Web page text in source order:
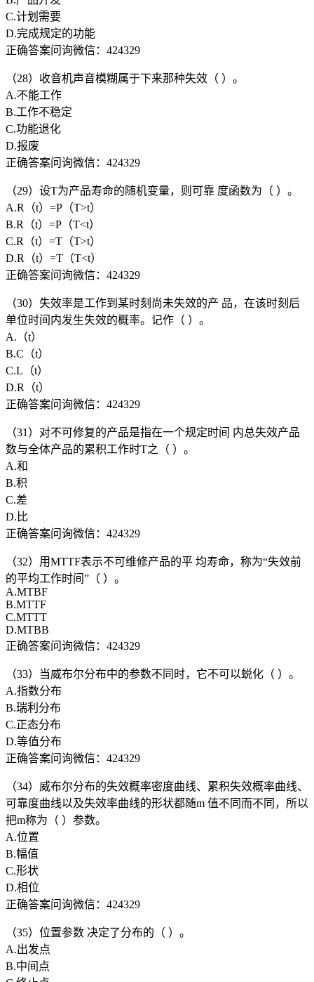
C.计划需要
D.完成规定的功能
正确答案问询微信：424329
（28）收音机声音模糊属于下来那种失效（ ）。
A.不能工作
B.工作不稳定
C.功能退化
D.报废
正确答案问询微信：424329
（29）设T为产品寿命的随机变量，则可靠 度函数为（ ）。
A.R（t）=P（T>t）
B.R（t）=P（T<t）
C.R（t）=T（T>t）
D.R（t）=T（T<t）
正确答案问询微信：424329
（30）失效率是工作到某时刻尚未失效的产 品，在该时刻后
单位时间内发生失效的概率。记作（ ）。
A.（t）
B.C（t）
C.L（t）
D.R（t）
正确答案问询微信：424329
（31）对不可修复的产品是指在一个规定时间 内总失效产品
数与全体产品的累积工作时T之（ ）。
A.和
B.积
C.差
D.比
正确答案问询微信：424329
（32）用MTTF表示不可维修产品的平 均寿命，称为“失效前
的平均工作时间”（ ）。
A.MTBF
B.MTTF
C.MTTT
D.MTBB
正确答案问询微信：424329
（33）当威布尔分布中的参数不同时，它不可以蜕化（ ）。
A.指数分布
B.瑞利分布
C.正态分布
D.等值分布
正确答案问询微信：424329
（34）威布尔分布的失效概率密度曲线、累积失效概率曲线、
可靠度曲线以及失效率曲线的形状都随m 值不同而不同，所以
把m称为（ ）参数。
A.位置
B.幅值
C.形状
D.相位
正确答案问询微信：424329
（35）位置参数 决定了分布的（ ）。
A.出发点
B.中间点